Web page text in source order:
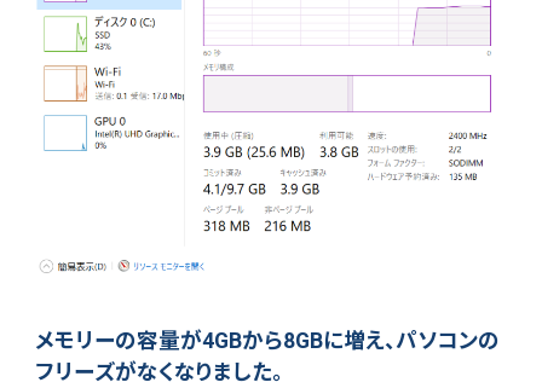
メモリーの容量が4GBから8GBに増え、パソコンの
フリーズがなくなりました。